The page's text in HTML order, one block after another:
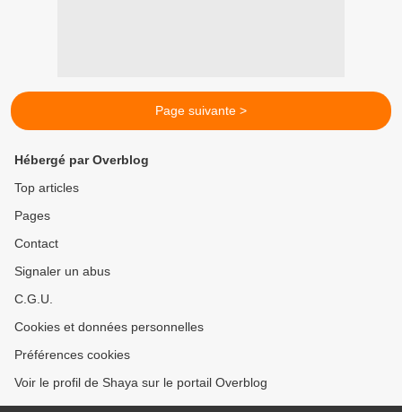
Page suivante >
Hébergé par Overblog
Top articles
Pages
Contact
Signaler un abus
C.G.U.
Cookies et données personnelles
Préférences cookies
Voir le profil de Shaya sur le portail Overblog